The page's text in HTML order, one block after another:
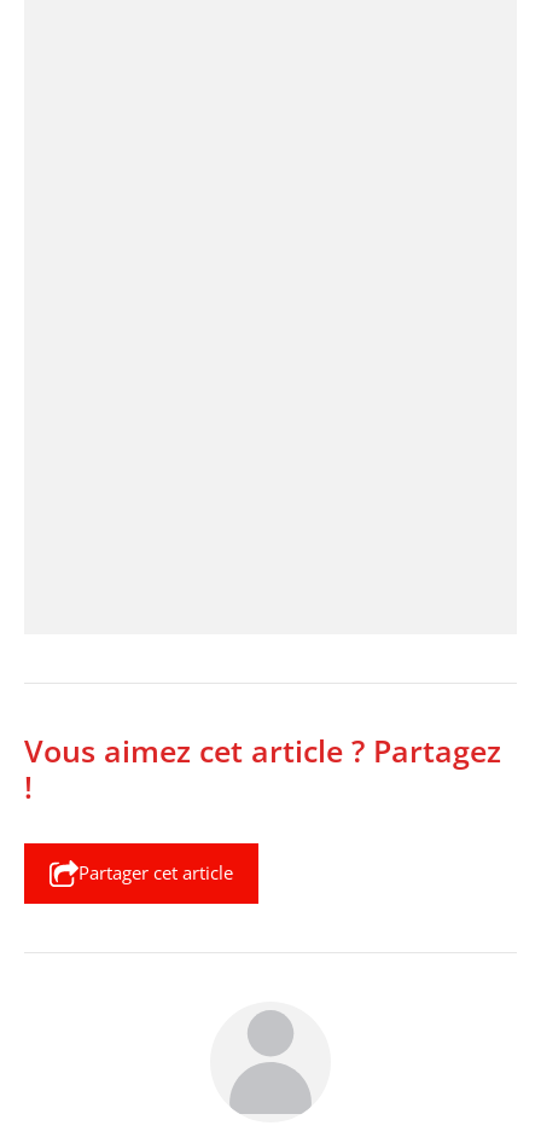
Vous aimez cet article ? Partagez
!
Partager cet article